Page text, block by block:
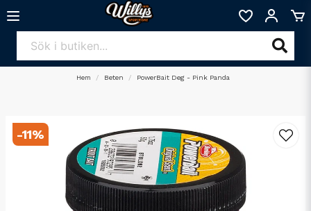
Hem Beten PowerBait Deg - Pink Panda
-11%